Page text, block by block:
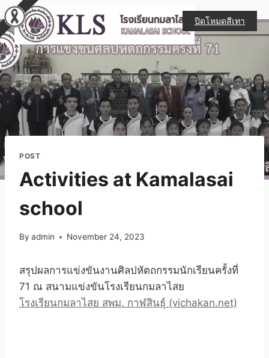
POST
Activities at Kamalasai
school
By admin November 24, 2023
สรุปผลการแข่งขันงานศิลปหัตถกรรมนักเรียนครั้งที่
71 ณ สนามแข่งขันโรงเรียนกมลาไสย
โรงเรียนกมลาไสย สพม. กาฬสินธุ์ (vichakan.net)
ปิดโหมดสีเทา